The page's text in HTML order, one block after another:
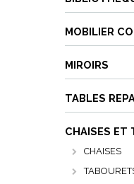
MOBILIER
MIROIRS
TABLES
CHAISES ET
CHAISES